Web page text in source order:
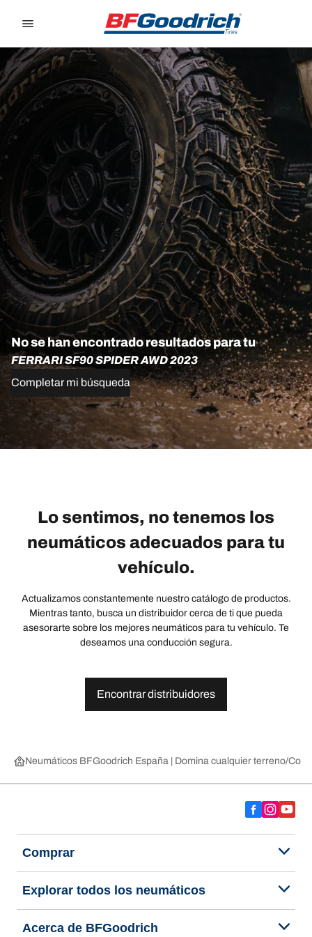
No se han encontrado resultados para tu
FERRARI SF90 SPIDER AWD 2023
Completar mi búsqueda
Lo sentimos, no tenemos los
neumáticos adecuados para tu
vehículo.
Actualizamos constantemente nuestro catálogo de productos.
Mientras tanto, busca un distribuidor cerca de ti que pueda
asesorarte sobre los mejores neumáticos para tu vehículo. Te
deseamos una conducción segura.
Encontrar distribuidores
Neumáticos BFGoodrich España | Domina cualquier terreno
Comprar
Explorar todos los neumáticos
Acerca de BFGoodrich